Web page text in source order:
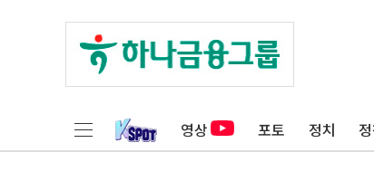
영상 포토 정치